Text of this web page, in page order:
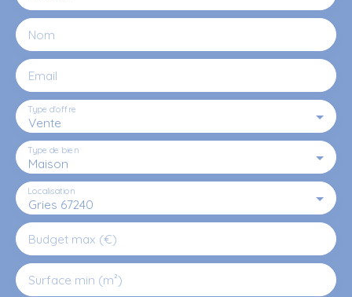
Nom
Email
Vente
Type d'offre
Maison
Type de bien
Gries 67240
Localisation
Budget max (€)
Surface min (m²)